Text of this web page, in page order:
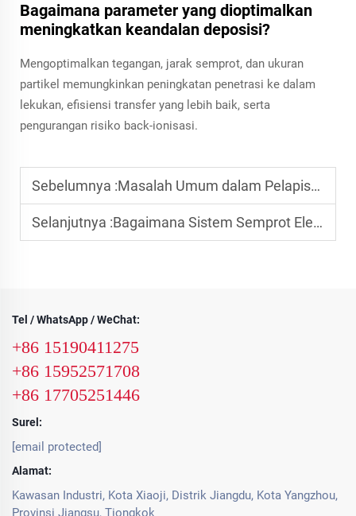
Bagaimana parameter yang dioptimalkan
meningkatkan keandalan deposisi?
Mengoptimalkan tegangan, jarak semprot, dan ukuran
partikel memungkinkan peningkatan penetrasi ke dalam
lekukan, efisiensi transfer yang lebih baik, serta
pengurangan risiko back-ionisasi.
Sebelumnya :Masalah Umum dalam Pelapisan Semprot Elektrostatik
Selanjutnya :Bagaimana Sistem Semprot Elektrostatik Meningkatkan Efisiensi Pelapisan
Tel / WhatsApp / WeChat:
+86 15190411275
+86 15952571708
+86 17705251446
Surel:
[email protected]
Alamat:
Kawasan Industri, Kota Xiaoji, Distrik Jiangdu, Kota Yangzhou,
Provinsi Jiangsu, Tiongkok